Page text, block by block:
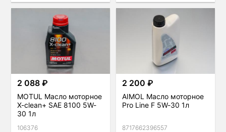
2 088 ₽
MOTUL Масло моторное
X-clean+ SAE 8100 5W-
30 1л
106376
2 200 ₽
AIMOL Масло моторное
Pro Line F 5W-30 1л
8717662396557